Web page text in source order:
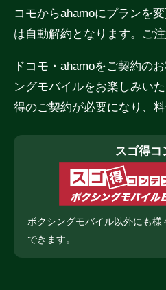
コモからahamoにプランを
は自動解約となります。ご注
ドコモ・ahamoをご契約の
ングモバイルをお楽しみい
得のご契約が必要になり、料
スゴ得コ
ボクシングモバイル以外にも
できます。